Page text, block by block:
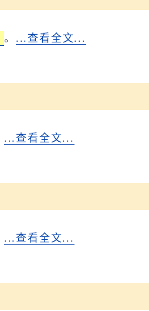
。 ...查看全文...
...查看全文...
...查看全文...